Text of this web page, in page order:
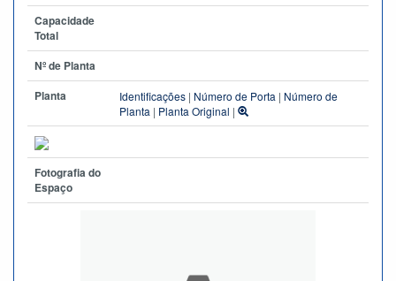
Capacidade
Total
Nº de Planta
Planta
Identificações | Número de Porta | Número de
Planta | Planta Original |
Fotografia do
Espaço